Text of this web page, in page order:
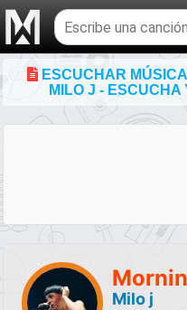
Buscar
temas
musicales
ESCUCHAR
MILO J -
Milo j